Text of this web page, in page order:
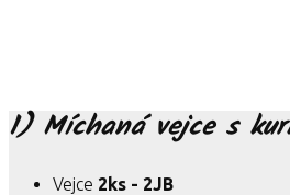
1) Míchaná vejce s
Vejce 2ks - 2JB